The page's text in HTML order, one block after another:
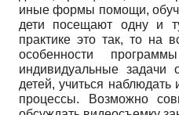
иные формы помощи,
дети посещают одну и
практике это так, то на
особенности
индивидуальные задачи
детей, учиться
процессы. Возможно